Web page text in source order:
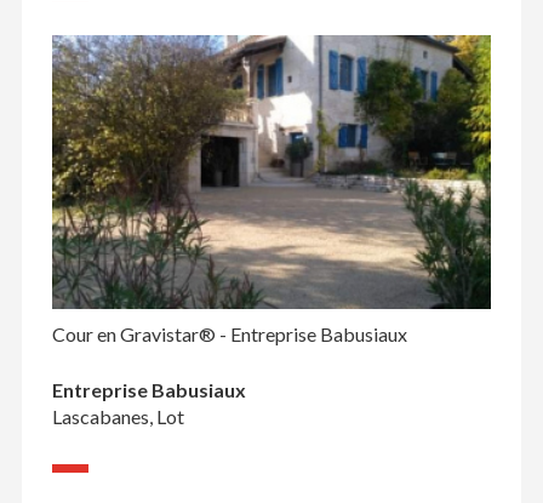
Cour en Gravistar® - Entreprise Babusiaux
Entreprise Babusiaux
Lascabanes, Lot